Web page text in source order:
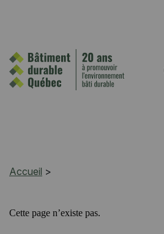
Accueil >
Cette page n’existe pas.